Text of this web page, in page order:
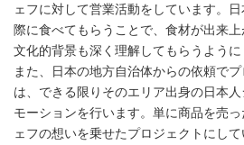
ェフに対して営業活動をしています。
際に食べてもらうことで、食材が出来
文化的背景も深く理解してもらうように
また、日本の地方自治体からの依頼で
は、できる限りそのエリア出身の日本
モーションを行います。単に商品を売
ェフの想いを乗せたプロジェクトにし